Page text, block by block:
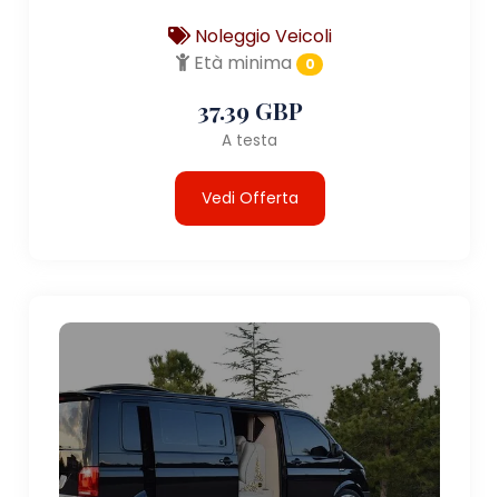
Noleggio Veicoli
Età minima
0
37.39 GBP
A testa
Vedi Offerta